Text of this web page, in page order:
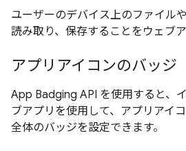
ユーザーのデバイス上のファイル
読み取り、保存することをウェブ
アプリアイコンのバッジ
App Badging API を使用すると、
ブアプリを使用して、アプリアイ
全体のバッジを設定できます。